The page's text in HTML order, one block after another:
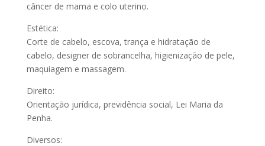
câncer de mama e colo uterino.
Estética:
Corte de cabelo, escova, trança e hidratação de
cabelo, designer de sobrancelha, higienização de pele,
maquiagem e massagem.
Direito:
Orientação jurídica, previdência social, Lei Maria da
Penha.
Diversos: